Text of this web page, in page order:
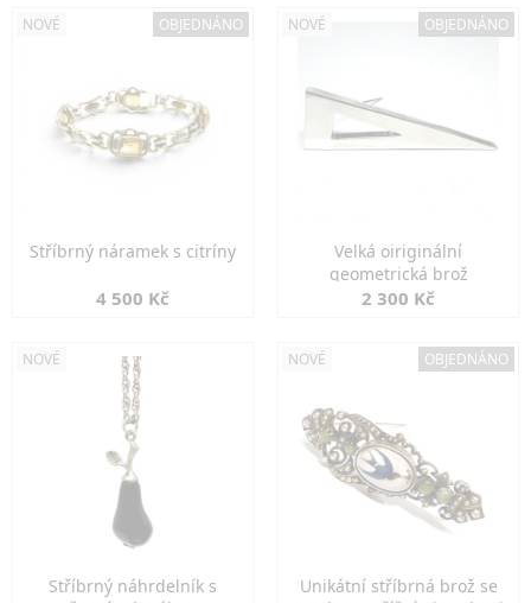
NOVÉ OBJEDNÁNO
Stříbrný náramek s citríny
4 500 Kč
NOVÉ OBJEDNÁNO
Velká oiriginální
geometrická brož
2 300 Kč
NOVÉ
Stříbrný náhrdelník s
NOVÉ OBJEDNÁNO
Unikátní stříbrná brož se